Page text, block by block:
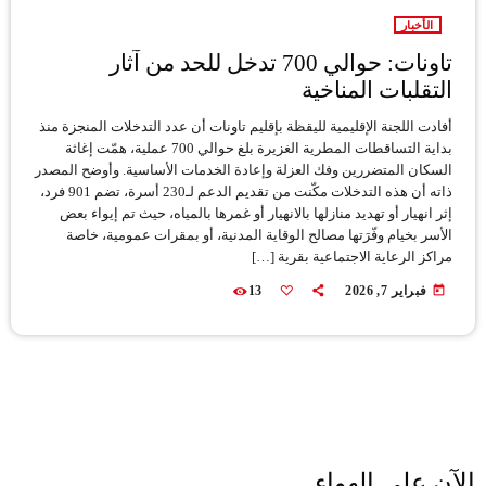
الأخبار
تاونات: حوالي 700 تدخل للحد من آثار
التقلبات المناخية
أفادت اللجنة الإقليمية لليقظة بإقليم تاونات أن عدد التدخلات المنجزة منذ
بداية التساقطات المطرية الغزيرة بلغ حوالي 700 عملية، همّت إغاثة
السكان المتضررين وفك العزلة وإعادة الخدمات الأساسية. وأوضح المصدر
ذاته أن هذه التدخلات مكّنت من تقديم الدعم لـ230 أسرة، تضم 901 فرد،
إثر انهيار أو تهديد منازلها بالانهيار أو غمرها بالمياه، حيث تم إيواء بعض
الأسر بخيام وفّرَتها مصالح الوقاية المدنية، أو بمقرات عمومية، خاصة
مراكز الرعاية الاجتماعية بقرية […]
today فبراير 7, 2026 13